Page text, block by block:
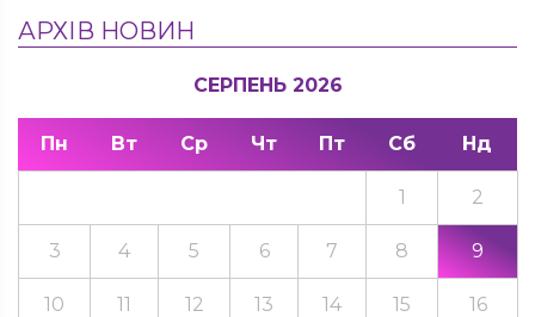
АРХІВ НОВИН
СЕРПЕНЬ 2026
Пн Вт Ср Чт Пт Сб Нд
1 2
3 4 5 6 7 8 9
10 11 12 13 14 15 16